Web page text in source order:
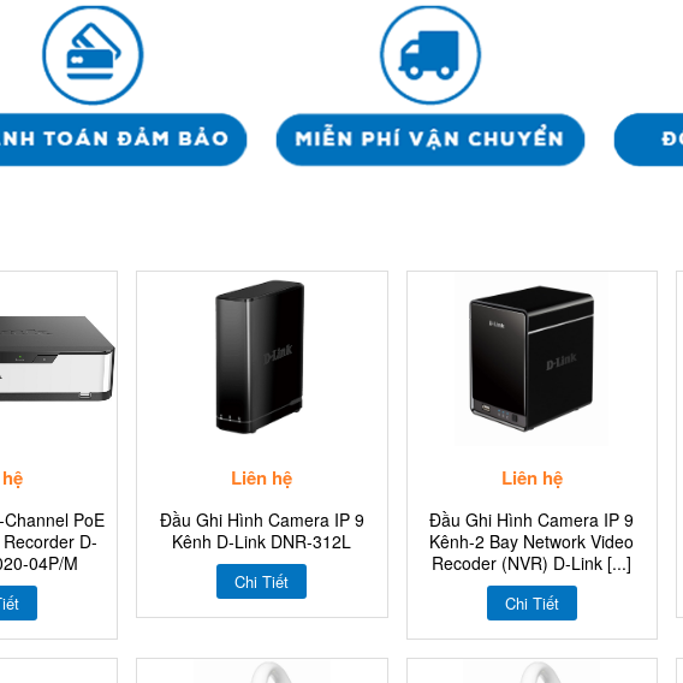
PoE
D-
04P/M
Liên hệ
Đầu Ghi Hình Camera IP 9
Kênh D-Link DNR-312L
Chi Tiết
Liên hệ
Đầu Ghi Hình Camera IP 9
Kênh-2 Bay Network Video
Recoder (NVR) D-Link [...]
Chi Tiết